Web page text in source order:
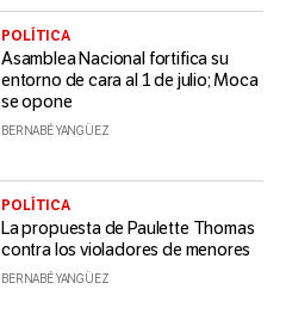
POLÍTICA
Asamblea Nacional fortifica su
entorno de cara al 1 de julio; Moca
se opone
BERNABÉ YANGÜEZ
POLÍTICA
La propuesta de Paulette Thomas
contra los violadores de menores
BERNABÉ YANGÜEZ